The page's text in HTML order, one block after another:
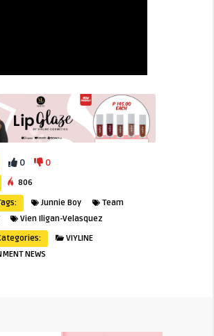
0 0
806
Junnie Boy
Team
Vien Iligan-Velasquez
VIYLINE
NEWS